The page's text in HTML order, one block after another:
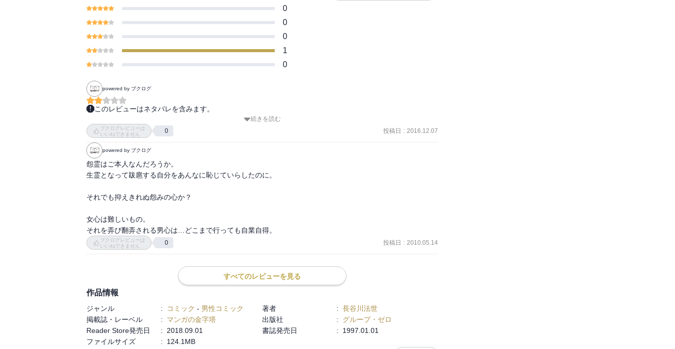
0
0
0
1
0
powered by ブクログ
このレビューはネタバレを含みます。
少年少女向けと思われる「マンガ日本の古典」シリーズで長谷川法世さんが全３巻で描いた『源氏物語』の最終
巻。
収録は『藤裏葉』から巻名のみの『雲隠』まで。
つまり、世代が変わった後の「宇治十帖」は含まれていませんでした。
ちょっとした注釈から新しく気がついたことはいくつかあったけれどね。
エンターテイメントとしては、大和和紀さんの作品には全く及ばないと思います。
登場人物に血が通っているように思えないんだもん！
※特にこの巻での夕霧くんは最悪。
めに必要とする人には使えなくもない…かな？
ただ、まんが化は簡単ではなかったのであろう…ということを考慮して☆２つにしました。
源氏物語自体は、紫の上が亡くなったのが８月の１４日で、かぐや姫が月に帰ったのと同じ８月１５日に火葬さ
れて天に昇って行った等、知識に裏打ちされた奥ゆかしい描写がたくさんあるな…と思いました。
続きを読む
ブクログレビューは
いいねできません
0 投稿日 : 2016.12.07
powered by ブクログ
怨霊はご本人なんだろうか。
生霊となって跋扈する自分をあんなに恥じていらしたのに。
それでも抑えきれぬ怨みの心か？
女心は難しいもの。
それを弄び翻弄される男心は…どこまで行っても自業自得。
ブクログレビューは
いいねできません
0 投稿日 : 2010.05.14
すべてのレビューを見る
作品情報
ジャンル : コミック - 男性コミック 著者 : 長谷川法世
掲載誌・レーベル
: マンガの金字塔 出版社 :
グループ・ゼロ
Reader Store発売日
: 2018.09.01 書誌発売日 :
1997.01.01
ファイルサイズ
: 124.1MB